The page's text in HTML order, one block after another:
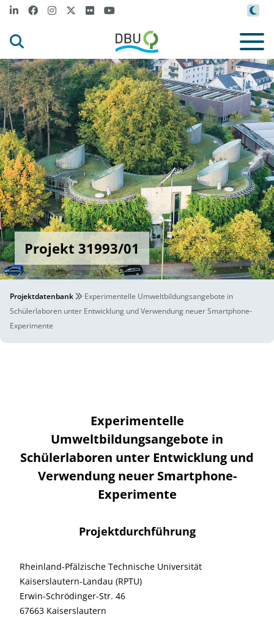
Projekt 31993/01
Projektdatenbank
Experimentelle Umweltbildungsangebote in
Schülerlaboren unter Entwicklung und Verwendung neuer Smartphone-
Experimente
Experimentelle
Umweltbildungsangebote in
Schülerlaboren unter Entwicklung und
Verwendung neuer Smartphone-
Experimente
Projektdurchführung
Rheinland-Pfälzische Technische Universität
Kaiserslautern-Landau (RPTU)
Erwin-Schrödinger-Str. 46
67663 Kaiserslautern